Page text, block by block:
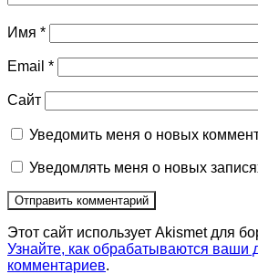
Имя *
Email *
Сайт
Уведомить меня о новых
Уведомлять меня о новых
Этот сайт использует Akismet для
Узнайте, как обрабатываются ваши
комментариев.